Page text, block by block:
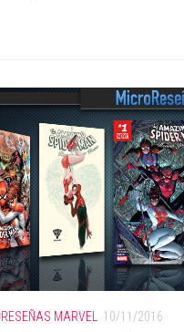
MARVEL 10/11/2016